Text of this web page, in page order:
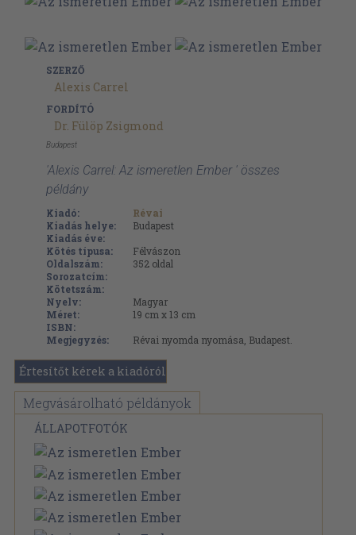
SZERZŐ
Alexis Carrel
FORDÍTÓ
Dr. Fülöp Zsigmond
Budapest
'Alexis Carrel: Az ismeretlen Ember ' összes
példány
Kiadó:
Révai
Kiadás helye:
Budapest
Kiadás éve:
Kötés típusa:
Félvászon
Oldalszám:
352 oldal
Sorozatcím:
Kötetszám:
Nyelv:
Magyar
Méret:
19 cm x 13 cm
ISBN:
Megjegyzés:
Révai nyomda nyomása, Budapest.
Értesítőt kérek a kiadóról
Megvásárolható példányok
ÁLLAPOTFOTÓK